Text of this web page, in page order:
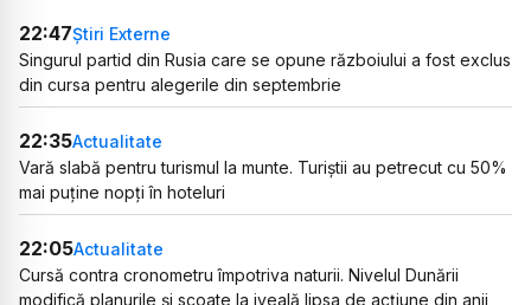
22:47Știri Externe
Singurul partid din Rusia care se opune războiului a fost exclus
din cursa pentru alegerile din septembrie
22:35Actualitate
Vară slabă pentru turismul la munte. Turiștii au petrecut cu 50%
mai puține nopți în hoteluri
22:05Actualitate
Cursă contra cronometru împotriva naturii. Nivelul Dunării
modifică planurile și scoate la iveală lipsa de acțiune din anii